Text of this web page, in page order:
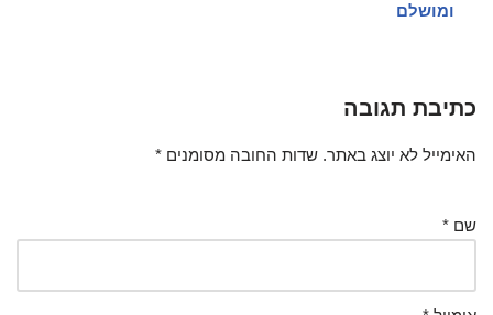
ומושלם
כתיבת תגובה
האימייל לא יוצג באתר. שדות החובה מסומנים *
שם *